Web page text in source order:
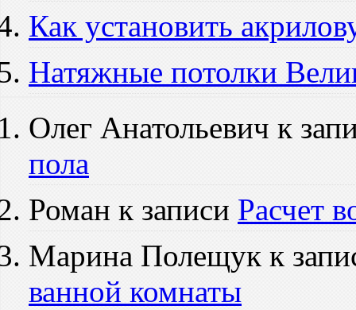
Как установить
Натяжные потолки
Олег Анатольевич к
пола
Роман к записи Расчет
Марина Полещук к
ванной комнаты